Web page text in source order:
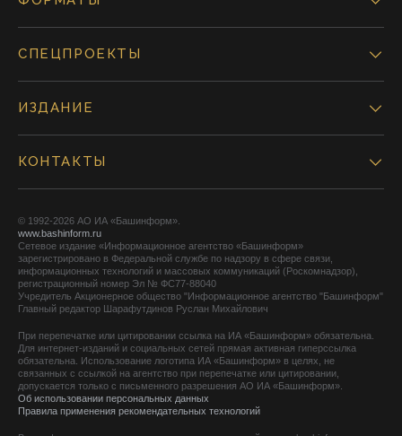
СПЕЦПРОЕКТЫ
ИЗДАНИЕ
КОНТАКТЫ
© 1992-2026 АО ИА «Башинформ».
www.bashinform.ru
Сетевое издание «Информационное агентство «Башинформ»
зарегистрировано в Федеральной службе по надзору в сфере связи,
информационных технологий и массовых коммуникаций (Роскомнадзор),
регистрационный номер Эл № ФС77-88040
Учредитель Акционерное общество "Информационное агентство "Башинформ"
Главный редактор Шарафутдинов Руслан Михайлович
При перепечатке или цитировании ссылка на ИА «Башинформ» обязательна.
Для интернет-изданий и социальных сетей прямая активная гиперссылка
обязательна. Использование логотипа ИА «Башинформ» в целях, не
связанных с ссылкой на агентство при перепечатке или цитировании,
допускается только с письменного разрешения АО ИА «Башинформ».
Об использовании персональных данных
Правила применения рекомендательных технологий